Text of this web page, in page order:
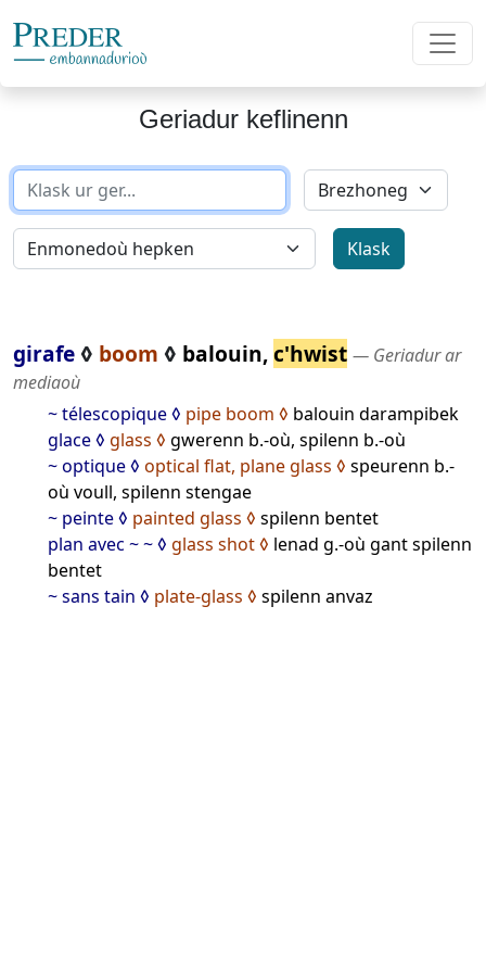
Geriadur keflinenn
girafe ◊ boom ◊ balouin,c'hwist ― Geriadur ar
mediaoù
~ télescopique
pipe boom
balouin darampibek
glace
glass
gwerenn b.-où, spilenn b.-où
~ optique
optical flat, plane glass
speurenn b.-
où voull, spilenn stengae
~ peinte
painted glass
spilenn bentet
plan avec ~ ~
glass shot
lenad g.-où gant spilenn
bentet
~ sans tain
plate-glass spilenn anvaz